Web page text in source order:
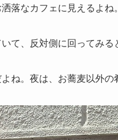
落なカフェに見えるよね。
て、反対側に回ってみる
ね。夜は、お蕎麦以外の